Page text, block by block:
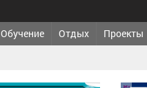
Обучение Отдых Проекты